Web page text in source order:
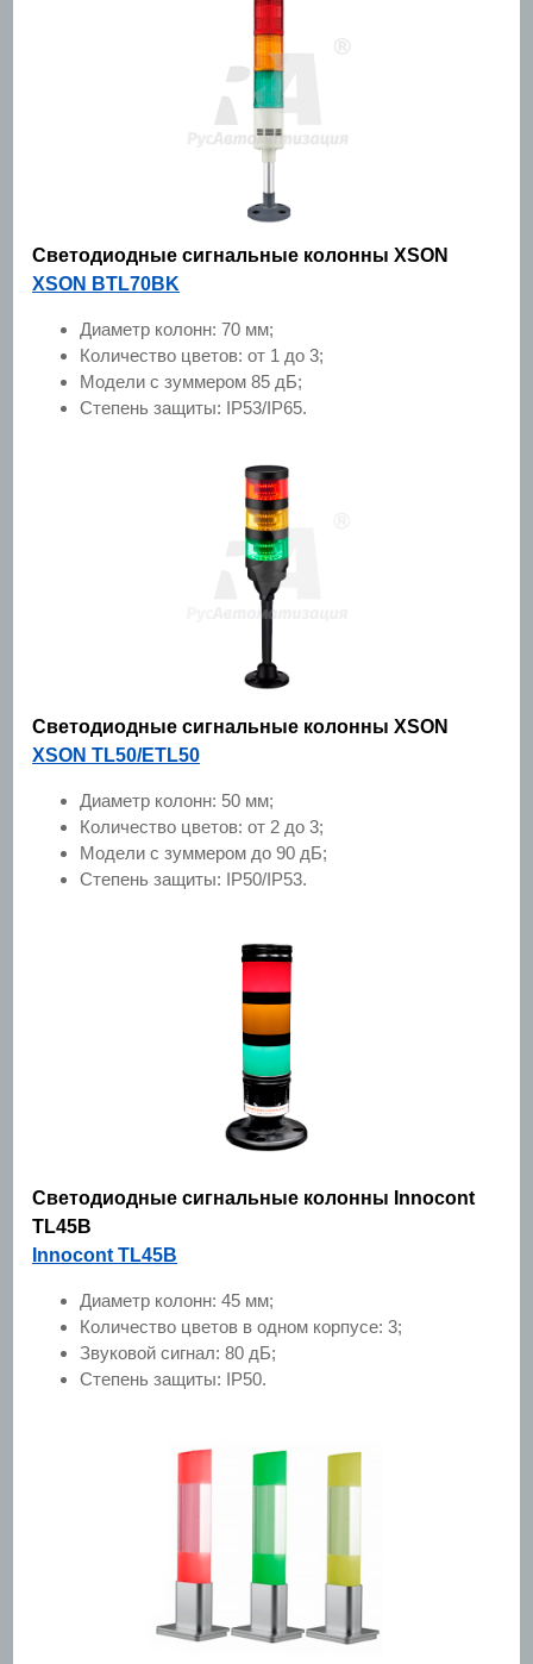
Светодиодные сигнальные колонны XSON
XSON BTL70BK
Диаметр колонн: 70 мм;
Количество цветов: от 1 до 3;
Модели с зуммером 85 дБ;
Степень защиты: IP53/IP65.
Светодиодные сигнальные колонны XSON
XSON TL50/ETL50
Диаметр колонн: 50 мм;
Количество цветов: от 2 до 3;
Модели с зуммером до 90 дБ;
Степень защиты: IP50/IP53.
Светодиодные сигнальные колонны Innocont
TL45B
Innocont TL45B
Диаметр колонн: 45 мм;
Количество цветов в одном корпусе: 3;
Звуковой сигнал: 80 дБ;
Степень защиты: IP50.